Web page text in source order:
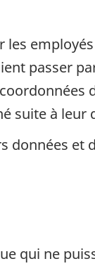
les
passer
suite à leur
et
qui ne